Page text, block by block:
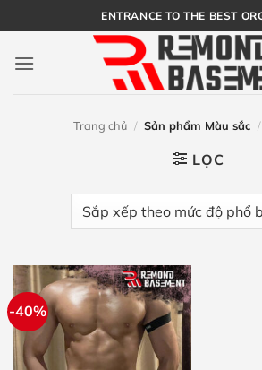
qua
nội
ENTRANCE TO THE BEST
Trang chủ / Sản phẩm Màu sắc /
LỌC
-40%